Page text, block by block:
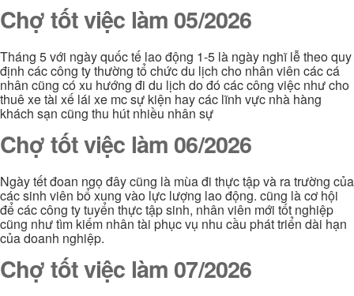
Chợ tốt việc làm 05/2026
Tháng 5 với ngày quốc tế lao động 1-5 là ngày nghĩ lễ theo quy
định các công ty thường tổ chức du lịch cho nhân viên các cá
nhân cũng có xu hướng đi du lịch do đó các công việc như cho
thuê xe tài xế lái xe mc sự kiện hay các lĩnh vực nhà hàng
khách sạn cũng thu hút nhiều nhân sự
Chợ tốt việc làm 06/2026
Ngày tết đoan ngọ đây cũng là mùa đi thực tập và ra trường của
các sinh viên bổ xung vào lực lượng lao động. cũng là cơ hội
để các công ty tuyển thực tập sinh, nhân viên mới tốt nghiệp
cũng như tìm kiếm nhân tài phục vụ nhu cầu phát triển dài hạn
của doanh nghiệp.
Chợ tốt việc làm 07/2026